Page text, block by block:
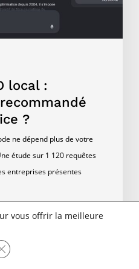
local :
?
ne dépend plus de votre
étude sur 1 120 requêtes
entreprises présentes
vous offrir la meilleure
Fermer la bannière des cookies